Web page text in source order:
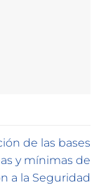
de las bases
y mínimas de
a la Seguridad